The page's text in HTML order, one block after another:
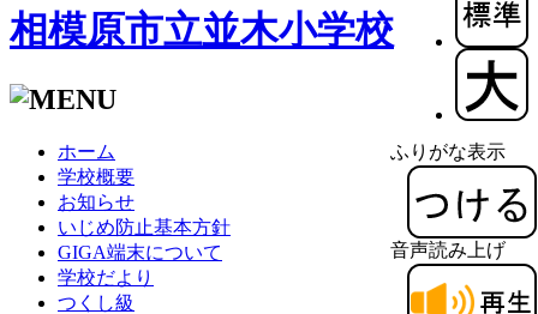
ふりがな表示
音声読み上げ
相模原市立並木小学校
ホーム
学校概要
お知らせ
いじめ防止基本方針
GIGA端末について
学校だより
つくし級